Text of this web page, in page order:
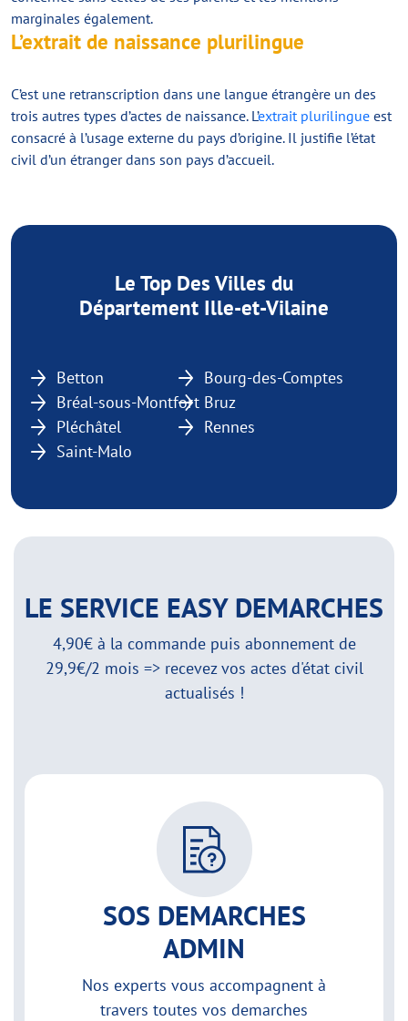
marginales également.
L’extrait de naissance plurilingue
C’est une retranscription dans une langue étrangère un des
trois autres types d’actes de naissance. L’extrait plurilingue est
consacré à l’usage externe du pays d’origine. Il justifie l’état
civil d’un étranger dans son pays d’accueil.
Le Top Des Villes du
Département Ille-et-Vilaine
Betton
Bourg-des-Comptes
Bréal-sous-Montfort Bruz
Pléchâtel
Rennes
Saint-Malo
LE SERVICE EASY DEMARCHES
4,90€ à la commande puis abonnement de
29,9€/2 mois => recevez vos actes d'état civil
actualisés !
SOS DEMARCHES
ADMIN
Nos experts vous accompagnent à
travers toutes vos demarches